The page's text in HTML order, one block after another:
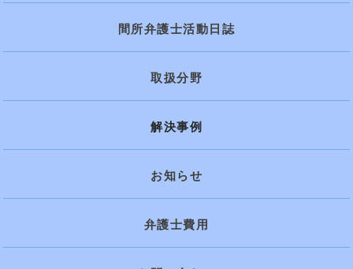
間所弁護士活動日誌
取扱分野
解決事例
お知らせ
弁護士費用